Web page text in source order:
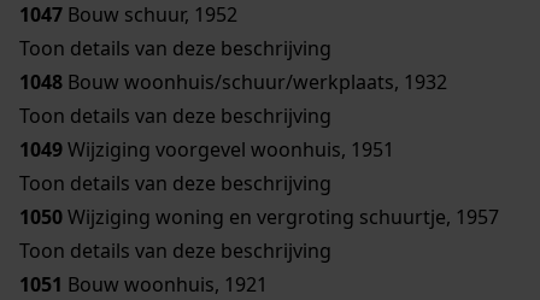
1047 Bouw schuur, 1952
Toon details van deze beschrijving
1048 Bouw woonhuis/schuur/werkplaats, 1932
Toon details van deze beschrijving
1049Wijziging voorgevel woonhuis, 1951
Toon details van deze beschrijving
1050Wijziging woning en vergroting schuurtje, 1957
Toon details van deze beschrijving
1051 Bouw woonhuis, 1921